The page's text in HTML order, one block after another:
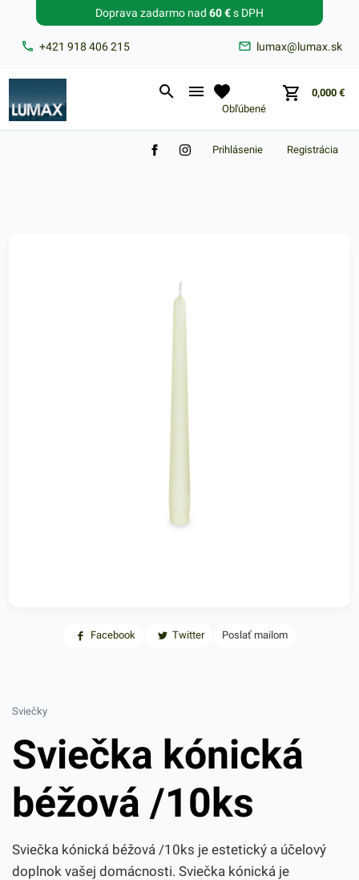
+421 918 406 215 lumax@lumax.sk
Doprava zadarmo nad 60 €s DPH
Obľúbené
0,000 €
Zabudnuté heslo?
Registrácia
Prihlásenie
Facebook Twitter Poslať mailom
Sviečky
Sviečka kónická
béžová /10ks
Sviečka kónická béžová /10ks je estetický a účelový
doplnok vašej domácnosti. Sviečka kónická je